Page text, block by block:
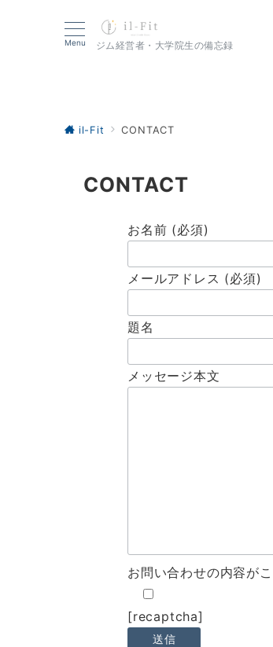
Menu ジム経営者・大学院生の備忘録
il-Fit CONTACT
CONTACT
お名前 (必須)
メールアドレス (必須)
題名
メッセージ本文
お問い合わせの内容が
[recaptcha]